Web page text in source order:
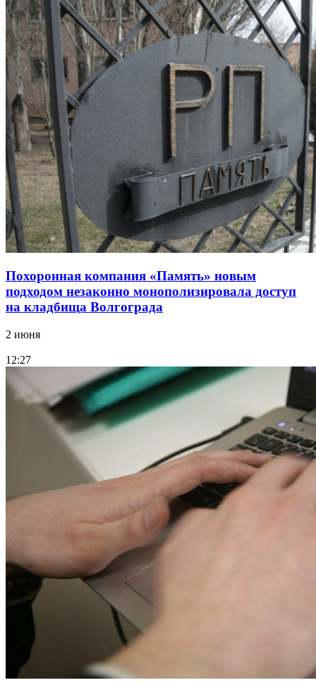
Похоронная компания «Память» новым
подходом незаконно монополизировала доступ
на кладбища Волгограда
2 июня
12:27